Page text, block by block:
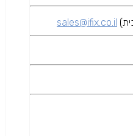
sales@ifix.co.il